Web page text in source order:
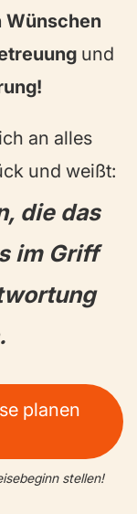
Wünschen
und
an alles
und weißt:
die das
im Griff
planen
stellen!